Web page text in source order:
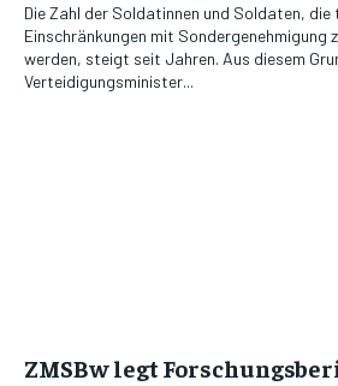
Die Zahl der Soldatinnen und Soldaten,
Einschränkungen mit Sondergenehmigung
werden, steigt seit Jahren. Aus diesem
Verteidigungsminister...
ZMSBw legt